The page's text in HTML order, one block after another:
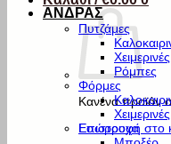
Κανένα προϊόν
Επιστροφή στο
ΑΝΔΡΑΣ
Πυτζάμες
Χειμερινές
Ρόμπες
Φόρμες
Χειμερινές
Εσώρουχα